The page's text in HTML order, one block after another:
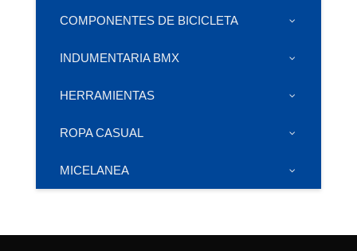
COMPONENTES DE BICICLETA
INDUMENTARIA BMX
HERRAMIENTAS
ROPA CASUAL
MICELANEA